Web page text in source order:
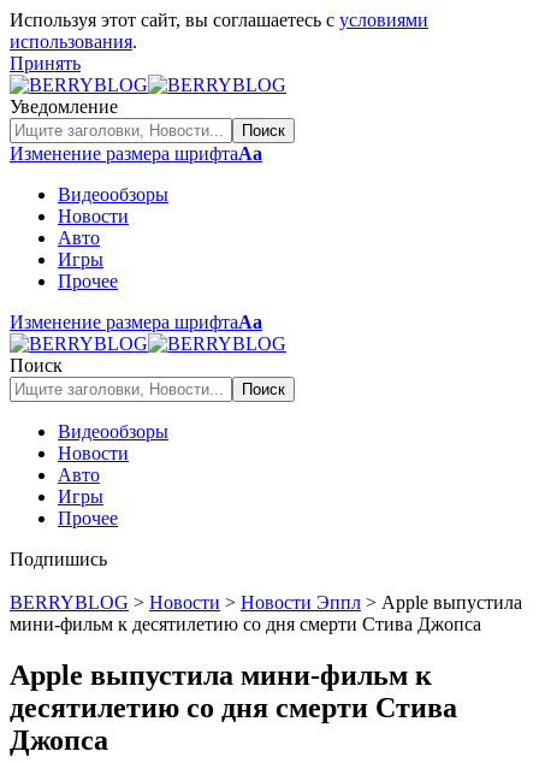
Используя этот сайт, вы соглашаетесь с условиями
использования.
Принять
Уведомление
Изменение размера шрифтаАа
Видеообзоры
Новости
Авто
Игры
Прочее
Изменение размера шрифтаАа
Поиск
Видеообзоры
Новости
Авто
Игры
Прочее
Подпишись
BERRYBLOG > Новости > Новости Эппл > Apple выпустила
мини-фильм к десятилетию со дня смерти Стива Джопса
Apple выпустила мини-фильм к
десятилетию со дня смерти Стива
Джопса